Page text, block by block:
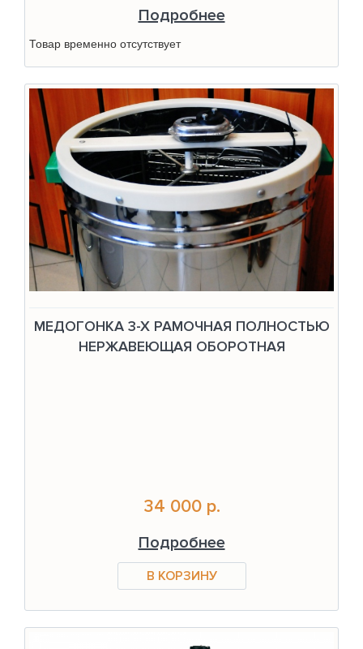
Подробнее
Товар временно отсутствует
МЕДОГОНКА 3-Х РАМОЧНАЯ ПОЛНОСТЬЮ
НЕРЖАВЕЮЩАЯ ОБОРОТНАЯ
34 000 р.
Подробнее